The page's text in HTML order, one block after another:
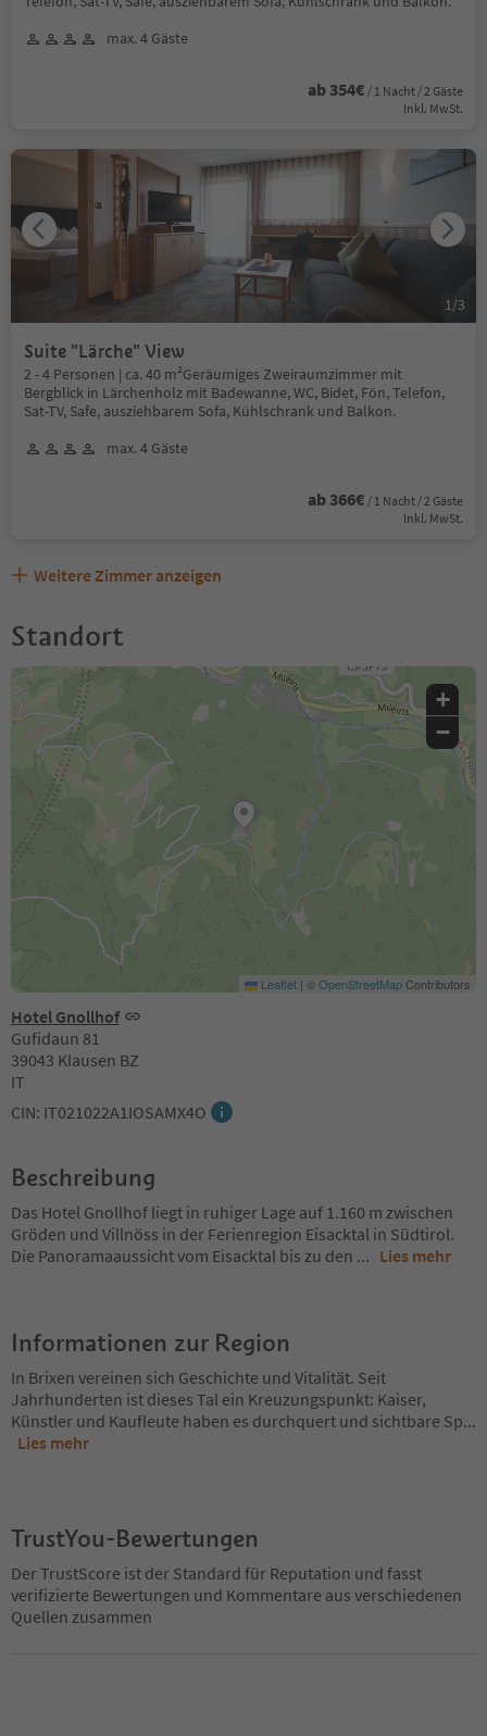
max. 4 Gäste
ab 354€ / 1 Nacht / 2 Gäste
Inkl. MwSt.
Suite "Lärche" View
2 - 4 Personen | ca. 40 m²Geräumiges Zweiraumzimmer mit
Bergblick in Lärchenholz mit Badewanne, WC, Bidet, Fön, Telefon,
Sat-TV, Safe, ausziehbarem Sofa, Kühlschrank und Balkon.
max. 4 Gäste
ab 366€ / 1 Nacht / 2 Gäste
Inkl. MwSt.
1/3
Weitere Zimmer anzeigen
Standort
Hotel Gnollhof
Gufidaun 81
39043 Klausen BZ
IT
CIN: IT021022A1IOSAMX4O
+
−
Leaflet | ©OpenStreetMapContributors
Beschreibung
Das Hotel Gnollhof liegt in ruhiger Lage auf 1.160 m zwischen
Gröden und Villnöss in der Ferienregion Eisacktal in Südtirol.
Die Panoramaaussicht vom Eisacktal bis zu den ... Lies mehr
Informationen zur Region
In Brixen vereinen sich Geschichte und Vitalität. Seit
Jahrhunderten ist dieses Tal ein Kreuzungspunkt: Kaiser,
Künstler und Kaufleute haben es durchquert und sichtbare Sp...
Lies mehr
TrustYou-Bewertungen
Der TrustScore ist der Standard für Reputation und fasst
verifizierte Bewertungen und Kommentare aus verschiedenen
Quellen zusammen